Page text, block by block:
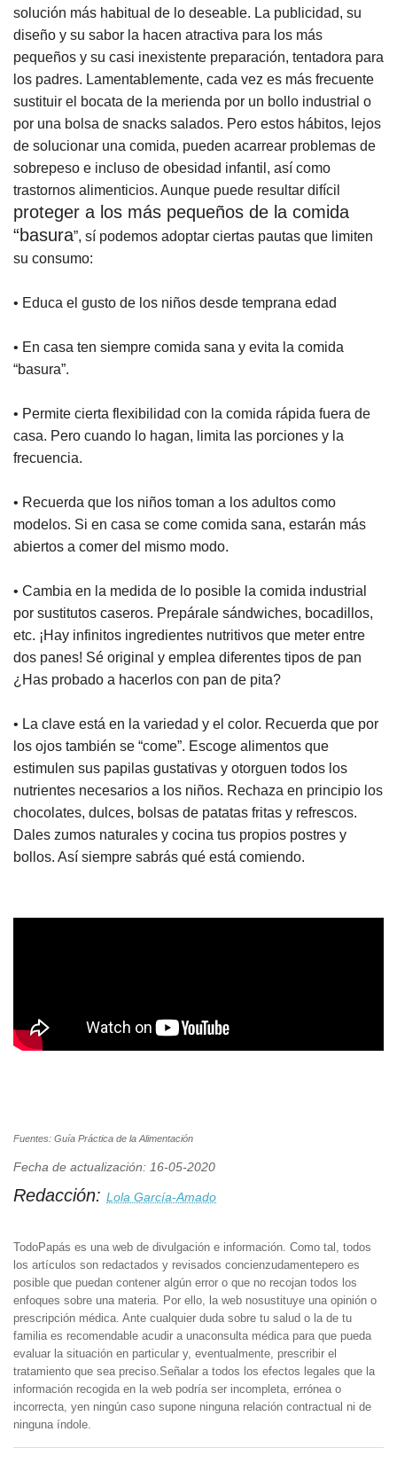
solución más habitual de lo deseable. La publicidad, su
diseño y su sabor la hacen atractiva para los más
pequeños y su casi inexistente preparación, tentadora para
los padres. Lamentablemente, cada vez es más frecuente
sustituir el bocata de la merienda por un bollo industrial o
por una bolsa de snacks salados. Pero estos hábitos, lejos
de solucionar una comida, pueden acarrear problemas de
sobrepeso e incluso de obesidad infantil, así como
trastornos alimenticios. Aunque puede resultar difícil
proteger a los más pequeños de la comida
“basura”, sí podemos adoptar ciertas pautas que limiten
su consumo:
• Educa el gusto de los niños desde temprana edad
• En casa ten siempre comida sana y evita la comida
“basura”.
• Permite cierta flexibilidad con la comida rápida fuera de
casa. Pero cuando lo hagan, limita las porciones y la
frecuencia.
• Recuerda que los niños toman a los adultos como
modelos. Si en casa se come comida sana, estarán más
abiertos a comer del mismo modo.
• Cambia en la medida de lo posible la comida industrial
por sustitutos caseros. Prepárale sándwiches, bocadillos,
etc. ¡Hay infinitos ingredientes nutritivos que meter entre
dos panes! Sé original y emplea diferentes tipos de pan
¿Has probado a hacerlos con pan de pita?
• La clave está en la variedad y el color. Recuerda que por
los ojos también se “come”. Escoge alimentos que
estimulen sus papilas gustativas y otorguen todos los
nutrientes necesarios a los niños. Rechaza en principio los
chocolates, dulces, bolsas de patatas fritas y refrescos.
Dales zumos naturales y cocina tus propios postres y
bollos. Así siempre sabrás qué está comiendo.
Fuentes: Guía Práctica de la Alimentación
Fecha de actualización: 16-05-2020
Redacción: Lola García-Amado
TodoPapás es una web de divulgación e información. Como tal, todos
los artículos son redactados y revisados concienzudamentepero es
posible que puedan contener algún error o que no recojan todos los
enfoques sobre una materia. Por ello, la web nosustituye una opinión o
prescripción médica. Ante cualquier duda sobre tu salud o la de tu
familia es recomendable acudir a unaconsulta médica para que pueda
evaluar la situación en particular y, eventualmente, prescribir el
tratamiento que sea preciso.Señalar a todos los efectos legales que la
información recogida en la web podría ser incompleta, errónea o
incorrecta, yen ningún caso supone ninguna relación contractual ni de
ninguna índole.